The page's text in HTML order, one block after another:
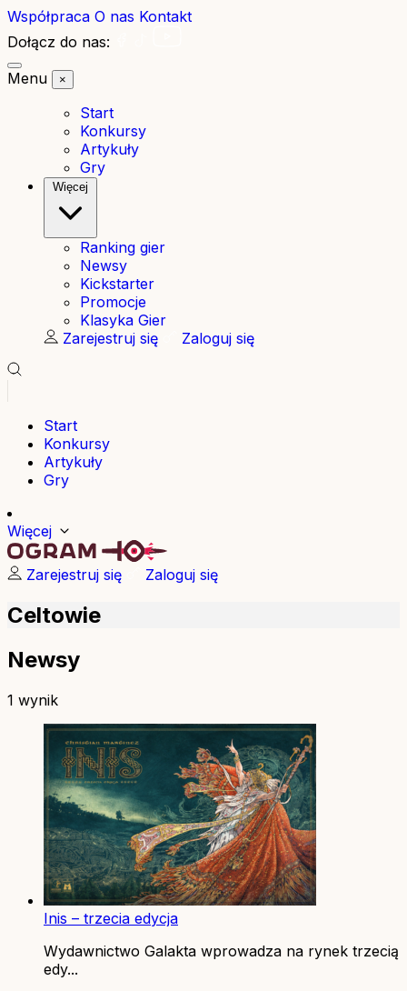
Współpraca O nas Kontakt
Dołącz do nas:
Menu
×
Start
Konkursy
Artykuły
Gry
Więcej
Ranking gier
Newsy
Kickstarter
Promocje
Klasyka Gier
Zarejestruj się
Zaloguj się
Start
Konkursy
Artykuły
Gry
Więcej
Zarejestruj się Zaloguj się
Celtowie
Newsy
1 wynik
Inis – trzecia edycja
Wydawnictwo Galakta wprowadza na rynek trzecią
edy...